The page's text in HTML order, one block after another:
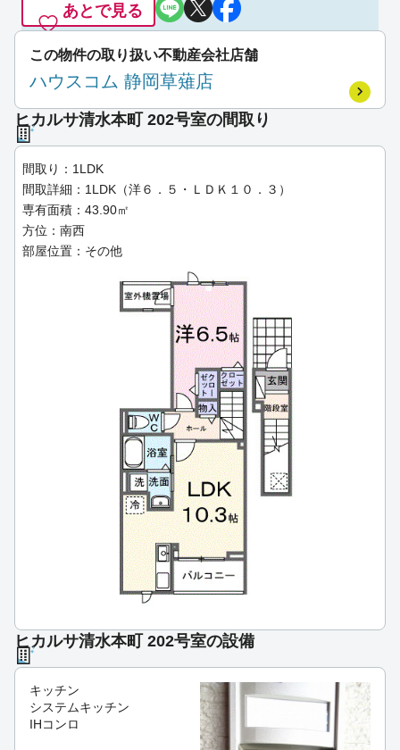
あとで見る
この物件の取り扱い不動産会社店舗
ハウスコム 静岡草薙店
ヒカルサ清水本町 202号室の間取り
間取り：1LDK
間取詳細：1LDK（洋６．５・ＬＤＫ１０．３）
専有面積：43.90㎡
方位：南西
部屋位置：その他
ヒカルサ清水本町 202号室の設備
キッチン
システムキッチン
IHコンロ